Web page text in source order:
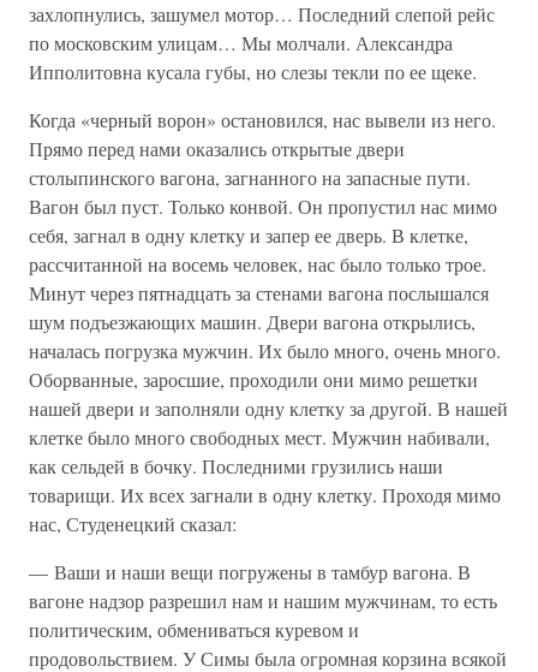
захлопнулись, зашумел мотор… Последний слепой рейс
по московским улицам… Мы молчали. Александра
Ипполитовна кусала губы, но слезы текли по ее щеке.
Когда «черный ворон» остановился, нас вывели из него.
Прямо перед нами оказались открытые двери
столыпинского вагона, загнанного на запасные пути.
Вагон был пуст. Только конвой. Он пропустил нас мимо
себя, загнал в одну клетку и запер ее дверь. В клетке,
рассчитанной на восемь человек, нас было только трое.
Минут через пятнадцать за стенами вагона послышался
шум подъезжающих машин. Двери вагона открылись,
началась погрузка мужчин. Их было много, очень много.
Оборванные, заросшие, проходили они мимо решетки
нашей двери и заполняли одну клетку за другой. В нашей
клетке было много свободных мест. Мужчин набивали,
как сельдей в бочку. Последними грузились наши
товарищи. Их всех загнали в одну клетку. Проходя мимо
нас, Студенецкий сказал:
— Ваши и наши вещи погружены в тамбур вагона. В
вагоне надзор разрешил нам и нашим мужчинам, то есть
политическим, обмениваться куревом и
продовольствием. У Симы была огромная корзина всякой